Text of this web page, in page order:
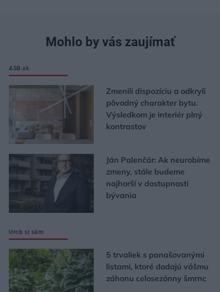
Mohlo by vás zaujímať
ASB.sk
Zmenili dispozíciu a odkryli
pôvodný charakter bytu.
Výsledkom je interiér plný
kontrastov
Ján Palenčár: Ak neurobíme
zmeny, stále budeme
najhorší v dostupnosti
bývania
Urob si sám
5 trvaliek s panašovanými
listami, ktoré dodajú vášmu
záhonu celosezónny šmrnc